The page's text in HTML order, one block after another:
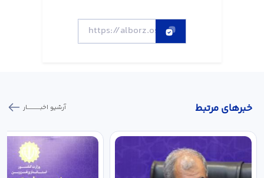
خبر‌های مرتبط آرشیو اخبـــــــــــار